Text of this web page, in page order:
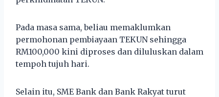
Pada masa sama, beliau memaklumkan
permohonan pembiayaan TEKUN sehingga
RM100,000 kini diproses dan diluluskan dalam
tempoh tujuh hari.
Selain itu, SME Bank dan Bank Rakyat turut